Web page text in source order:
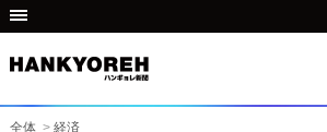
他
国
全体 > 経済